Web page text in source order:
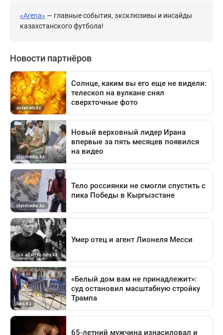
«Arena» — главные события, эксклюзивы и инсайды
казахстанского футбола!